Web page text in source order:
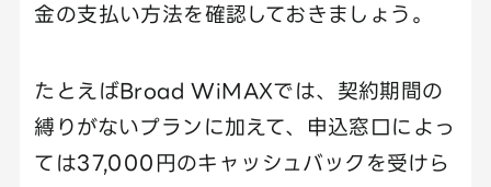
金の支払い方法を確認しておきましょう。
たとえばBroad WiMAXでは、契約期間の
縛りがないプランに加えて、申込窓口によっ
ては37,000円のキャッシュバックを受けら